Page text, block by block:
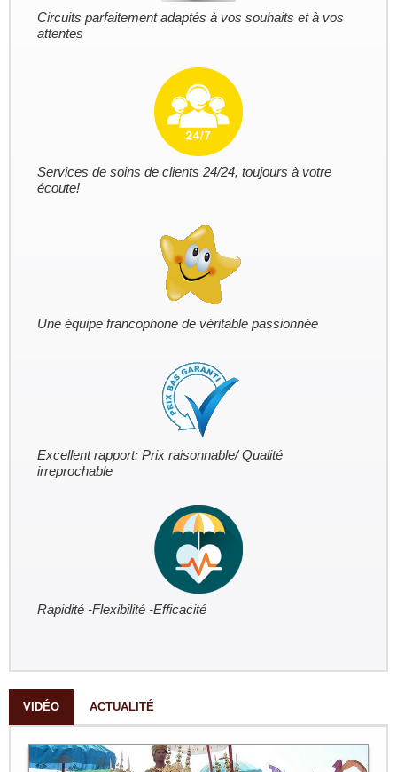
Circuits parfaitement adaptés à vos souhaits et à vos
attentes
Services de soins de clients 24/24, toujours à votre
écoute!
Une équipe francophone de véritable passionnée
Excellent rapport: Prix raisonnable/ Qualité
irreprochable
Rapidité -Flexibilité -Efficacité
VIDÉO ACTUALITÉ